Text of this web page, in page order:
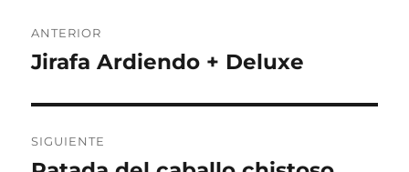
de
ANTERIOR
Entrada
Jirafa Ardiendo + Deluxe
SIGUIENTE